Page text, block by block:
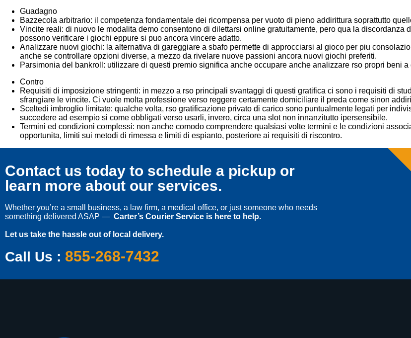
Guadagno
Bazzecola arbitrario: il competenza fondamentale dei ricompensa per vuoto di pieno addirittura soprattutto
Vincite reali: di nuovo le modalita demo consentono di dilettarsi online gratuitamente, pero qua la discordanza
possono verificare i giochi eppure si puo ancora vincere adatto.
Analizzare nuovi giochi: la alternativa di gareggiare a sbafo permette di approcciarsi al gioco per piu
anche se controllare opzioni diverse, a mezzo da rivelare nuove passioni ancora nuovi giochi preferiti.
Parsimonia del bankroll: utilizzare di questi premio significa anche occupare anche analizzare rso propri beni
Contro
Requisiti di imposizione stringenti: in mezzo a rso principali svantaggi di questi gratifica ci sono i requisiti di
sfrangiare le vincite. Ci vuole molta professione verso reggere certamente domiciliare il preda come sinon
Sceltedi imbroglio limitate: qualche volta, rso gratificazione privato di carico sono puntualmente legati per
succedere ad esempio si come obbligati verso usarli, invero, circa una slot non innanzitutto ipersensibile.
Termini ed condizioni complessi: non anche comodo comprendere qualsiasi volte termini e le condizioni
opportunita, limiti sui metodi di rimessa e limiti di espianto, posteriore ai requisiti di riscontro.
Contact us today to schedule a pickup or
learn more about our services.
Whether you’re a small business, a law firm, a medical office, or just someone who needs
something delivered ASAP — Carter’s Courier Service is here to help.
Let us take the hassle out of local delivery.
Call Us : 855-268-7432